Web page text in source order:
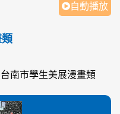
自動播放
類
南市學生美展漫畫類